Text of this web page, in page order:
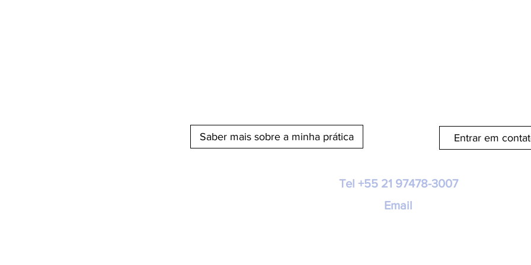
Saber mais sobre a minha prática Entrar em
Tel +55 21 97478-3007
Email